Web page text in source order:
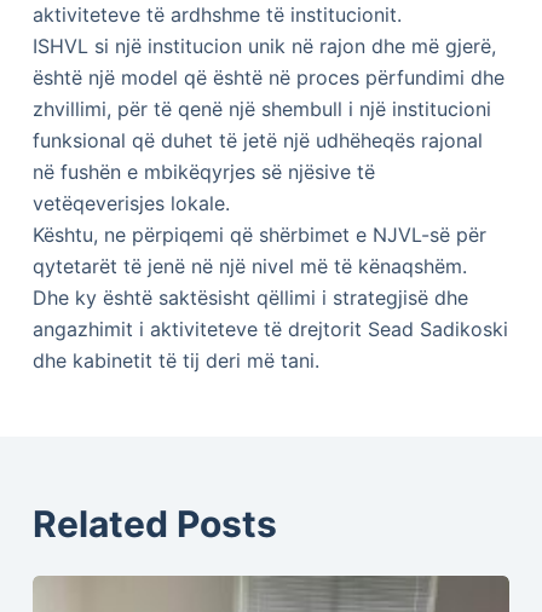
aktiviteteve të ardhshme të institucionit.
ISHVL si një institucion unik në rajon dhe më gjerë,
është një model që është në proces përfundimi dhe
zhvillimi, për të qenë një shembull i një institucioni
funksional që duhet të jetë një udhëheqës rajonal
në fushën e mbikëqyrjes së njësive të
vetëqeverisjes lokale.
Kështu, ne përpiqemi që shërbimet e NJVL-së për
qytetarët të jenë në një nivel më të kënaqshëm.
Dhe ky është saktësisht qëllimi i strategjisë dhe
angazhimit i aktiviteteve të drejtorit Sead Sadikoski
dhe kabinetit të tij deri më tani.
Related Posts